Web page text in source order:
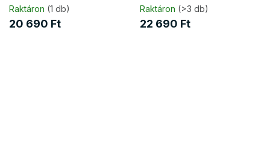
Raktáron (1 db)
20 690 Ft
Raktáron (>3 db)
22 690 Ft